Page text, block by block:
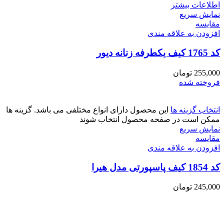
اطلاعات بیشتر
نمایش سریع
مقايسه
افزودن به علاقه مندی
کد 1765 کیف یکطرفه زنانه دیور
255,000 تومان
فروخته شده
انتخاب گزینه ها این محصول دارای انواع مختلفی می باشد. گزینه ها
ممکن است در صفحه محصول انتخاب شوند
نمایش سریع
مقايسه
افزودن به علاقه مندی
کد 1854 کیف پاسپورتی مدل هیرا
245,000 تومان